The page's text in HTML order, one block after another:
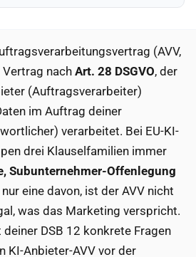
(AVV,
nach Art. 28 DSGVO, der
(Auftragsverarbeiter)
im Auftrag deiner
verarbeitet. Bei EU-KI-
drei Klauselfamilien immer
Subunternehmer-Offenlegung
nur eine davon, ist der AVV nicht
was das Marketing verspricht.
DSB 12 konkrete Fragen
KI-Anbieter-AVV vor der